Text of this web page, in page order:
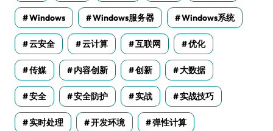
Windows Windows服务器 Windows系统
云安全 云计算 互联网 优化
传媒 内容创新 创新 大数据
安全 安全防护 实战 实战技巧
实时处理 开发环境 弹性计算